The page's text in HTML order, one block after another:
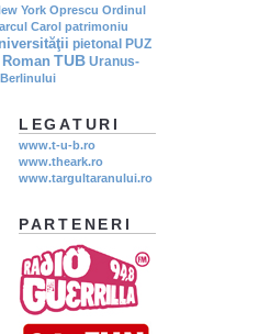
York Oprescu Ordinul
Carol patrimoniu
pietonal PUZ
TUB Uranus-
LEGATURI
www.t-u-b.ro
www.theark.ro
www.targultaranului.ro
PARTENERI